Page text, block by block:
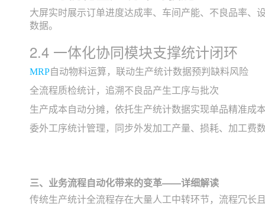
大屏实时展示订单进度达成率、车间产能、不良品率、
数据。
2.4 一体化协同模块支撑统计闭环
MRP自动物料运算，联动生产统计数据预判缺料风险
全流程质检统计，追溯不良品产生工序与批次
生产成本自动分摊，依托生产统计数据实现单品精准成
委外工序统计管理，同步外发加工产量、损耗、加工费
三、业务流程自动化带来的变革——详细解读
传统生产统计全流程存在大量人工中转环节，流程冗长